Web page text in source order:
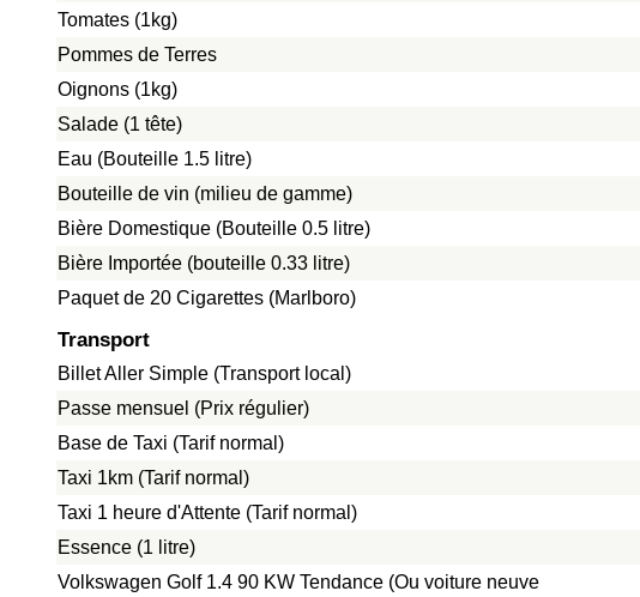
Tomates (1kg)
Pommes de Terres
Oignons (1kg)
Salade (1 tête)
Eau (Bouteille 1.5 litre)
Bouteille de vin (milieu de gamme)
Bière Domestique (Bouteille 0.5 litre)
Bière Importée (bouteille 0.33 litre)
Paquet de 20 Cigarettes (Marlboro)
Transport
Billet Aller Simple (Transport local)
Passe mensuel (Prix régulier)
Base de Taxi (Tarif normal)
Taxi 1km (Tarif normal)
Taxi 1 heure d'Attente (Tarif normal)
Essence (1 litre)
Volkswagen Golf 1.4 90 KW Tendance (Ou voiture neuve